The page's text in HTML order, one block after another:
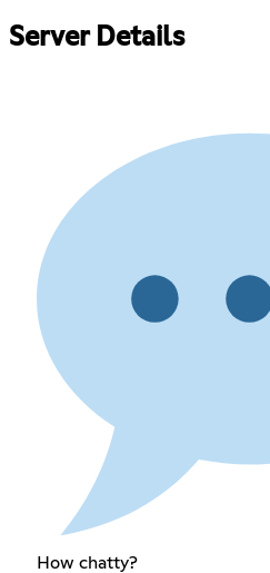
Server Details
How chatty?